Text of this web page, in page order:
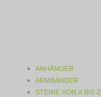
ANHÄNGER
ARMBÄNDER
STEINE VON A BIS Z